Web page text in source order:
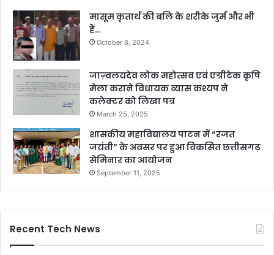
मासूम कृतार्थ की बलि के शरीके जुर्म और भी
हैं…
October 8, 2024
जाज़्वलयदेव लोक महोत्सव एवं एग्रीटेक कृषि
मेला कराने विधायक व्यास कश्यप ने
कलेक्टर को लिखा पत्र
March 25, 2025
शासकीय महाविद्यालय पाटन में “रजत
जयंती” के अवसर पर हुआ विकसित छत्तीसगढ़
सेमिनार का आयोजन
September 11, 2025
Recent Tech News